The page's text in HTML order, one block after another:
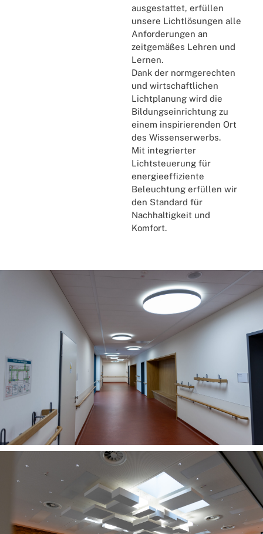
ausgestattet, erfüllen
unsere Lichtlösungen alle
Anforderungen an
zeitgemäßes Lehren und
Lernen.
Dank der normgerechten
und wirtschaftlichen
Lichtplanung wird die
Bildungseinrichtung zu
einem inspirierenden Ort
des Wissenserwerbs.
Mit integrierter
Lichtsteuerung für
energieeffiziente
Beleuchtung erfüllen wir
den Standard für
Nachhaltigkeit und
Komfort.